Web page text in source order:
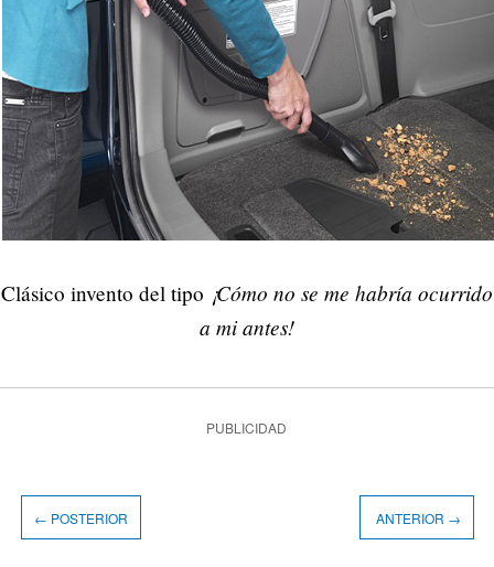
Clásico invento del tipo ¡Cómo no se me habría ocurrido
a mi antes!
PUBLICIDAD
← POSTERIOR ANTERIOR →